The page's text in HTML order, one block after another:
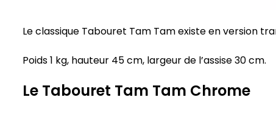
Le classique Tabouret Tam Tam existe en version
Poids 1 kg, hauteur 45 cm, largeur de l’assise 30 cm.
Le Tabouret Tam Tam Chrome